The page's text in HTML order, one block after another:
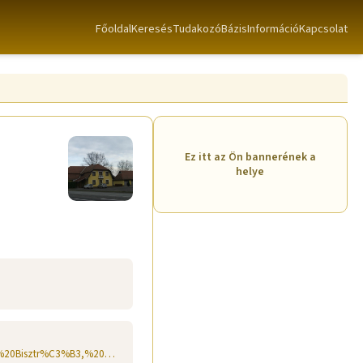
FőoldalKeresésTudakozóBázisInformációKapcsolat
www.katimotel.hu www.facebook.com/pages/Kati%20Bisztr%C3%B3,%20Motel/101492449942661/
Ez itt az Ön bannerének a
helye